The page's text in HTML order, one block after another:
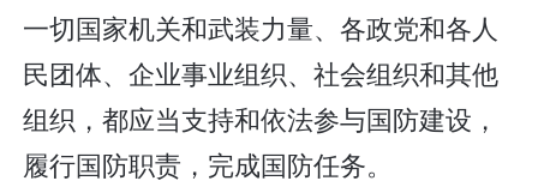
一切国家机关和武装力量、各政党和各人
民团体、企业事业组织、社会组织和其他
组织，都应当支持和依法参与国防建设，
履行国防职责，完成国防任务。